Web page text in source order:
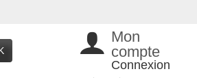
Mon
compte
Connexion